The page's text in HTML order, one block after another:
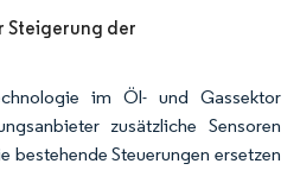
Steigerung der
im Öl- und Gassektor
zusätzliche Sensoren
bestehende Steuerungen ersetzen